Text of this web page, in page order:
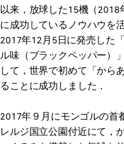
以来，放球した15機（
に成功しているノウハウを
2017年12月5日に発売した
ル味（ブラックペッパー）
して，世界で初めて「から
ることに成功しました．
2017年９月にモンゴルの首
レルジ国立公園付近にて，